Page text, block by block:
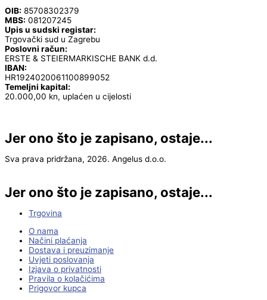
OIB: 85708302379
MBS: 081207245
Upis u sudski registar:
Trgovački sud u Zagrebu
Poslovni račun:
ERSTE & STEIERMARKISCHE BANK d.d.
IBAN:
HR1924020061100899052
Temeljni kapital:
20.000,00 kn, uplaćen u cijelosti
Jer ono što je zapisano, ostaje...
Sva prava pridržana, 2026. Angelus d.o.o.
Jer ono što je zapisano, ostaje...
Trgovina
O nama
Načini plaćanja
Dostava i preuzimanje
Uvjeti poslovanja
Izjava o privatnosti
Pravila o kolačićima
Prigovor kupca